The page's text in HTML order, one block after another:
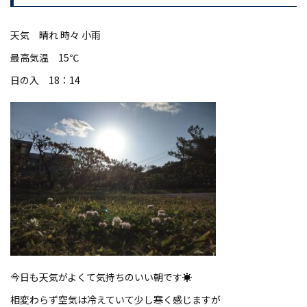
天気 晴れ 時々 小雨
最高気温 15℃
日の入 18：14
今日も天気がよくて気持ちのいい朝です☀
相変わらず空気は冷えていて少し寒く感じますが